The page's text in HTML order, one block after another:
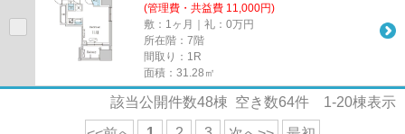
(管理費・共益費 11,000円)
敷：1ヶ月｜礼：0万円
所在階：7階
間取り：1R
面積：31.28㎡
該当公開件数48棟 空き数64件 1-20棟表示